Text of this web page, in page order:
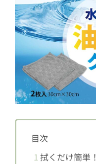
目次
1 拭くだけ簡単